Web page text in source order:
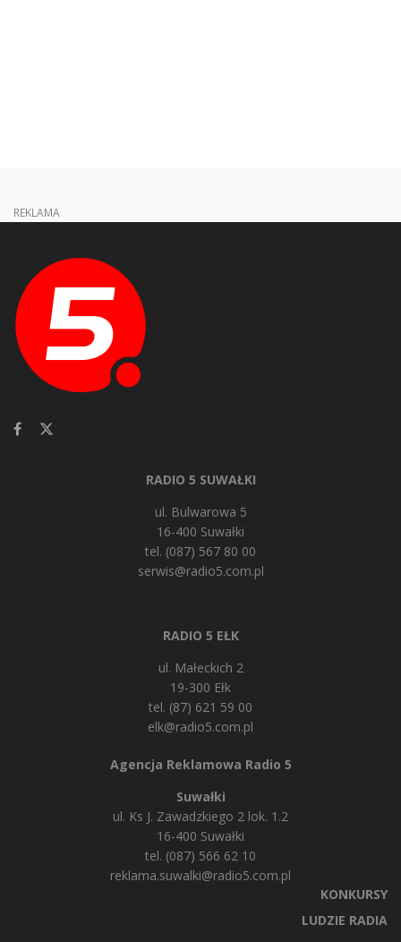
REKLAMA
RADIO 5 SUWAŁKI
ul. Bulwarowa 5
16-400 Suwałki
tel. (087) 567 80 00
serwis@radio5.com.pl
RADIO 5 EŁK
ul. Małeckich 2
19-300 Ełk
tel. (87) 621 59 00
elk@radio5.com.pl
Agencja Reklamowa Radio 5
Suwałki
ul. Ks J. Zawadzkiego 2 lok. 1.2
16-400 Suwałki
tel. (087) 566 62 10
reklama.suwalki@radio5.com.pl
KONKURSY
LUDZIE RADIA